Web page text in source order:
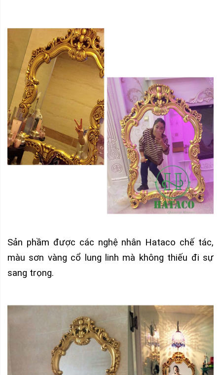
Sản phầm được các nghệ nhân Hataco chế tác,
màu sơn vàng cổ lung linh mà không thiếu đi sự
sang trọng.